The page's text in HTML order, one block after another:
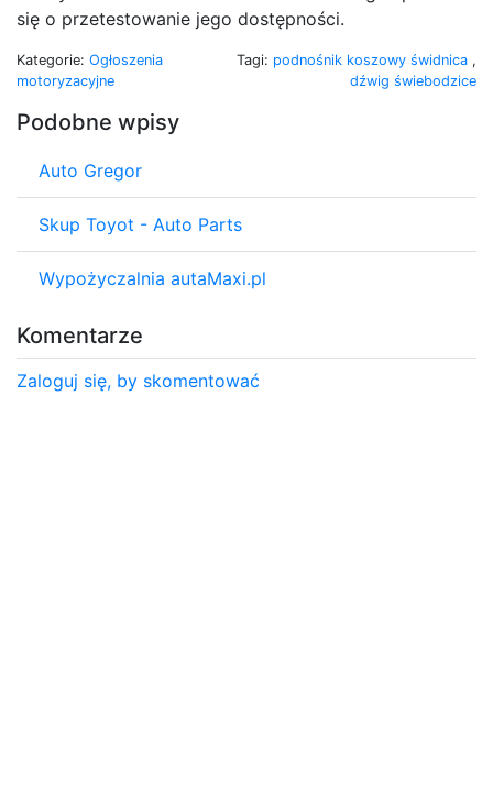
się o przetestowanie jego dostępności.
Kategorie: Ogłoszenia
motoryzacyjne
Tagi: podnośnik koszowy świdnica ,
dźwig świebodzice
Podobne wpisy
Auto Gregor
Skup Toyot - Auto Parts
Wypożyczalnia autaMaxi.pl
Komentarze
Zaloguj się, by skomentować